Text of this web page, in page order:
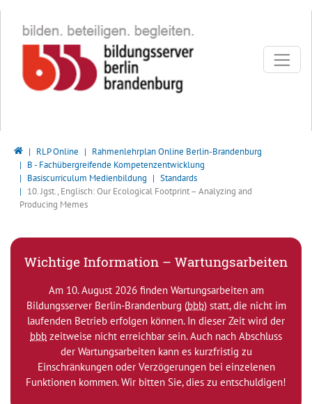
Bildungsserver Berlin - Brandenburg
RLP Online
Rahmenlehrplan Online Berlin-Brandenburg
B - Fachübergreifende Kompetenzentwicklung
Basiscurriculum Medienbildung
Standards
10. Jgst., Englisch: Our Ecological Footprint – Analyzing and
Producing Memes
Wichtige Information – Wartungsarbeiten
Am 10. August 2026 finden Wartungsarbeiten am
Bildungsserver Berlin-Brandenburg (bbb) statt, die nicht im
laufenden Betrieb erfolgen können. In dieser Zeit wird der
bbb zeitweise nicht erreichbar sein. Auch nach Abschluss
der Wartungsarbeiten kann es kurzfristig zu
Einschränkungen oder Verzögerungen bei einzelenen
Funktionen kommen. Wir bitten Sie, dies zu entschuldigen!